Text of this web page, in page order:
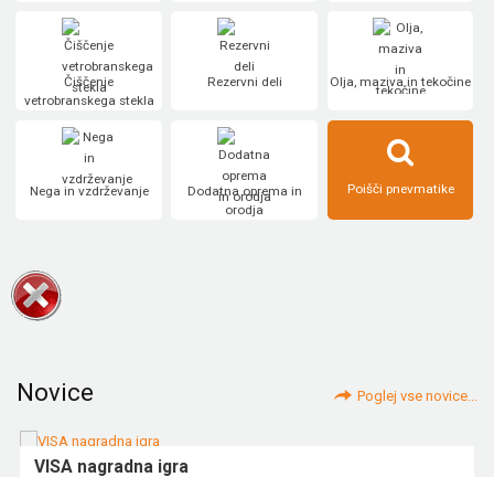
Čiščenje
vetrobranskega stekla
Rezervni deli Olja, maziva in tekočine
Nega in vzdrževanje
Dodatna oprema in
orodja
Poišči pnevmatike
Novice Poglej vse novice...
VISA nagradna igra